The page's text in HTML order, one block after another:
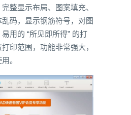
整显示布局、图案填充、
码，显示钢筋符号，对图
用的 “所见即所得” 的打
印范围，功能非常强大，
。